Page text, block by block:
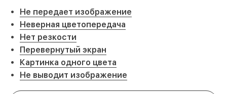
Не передает изображение
Неверная цветопередача
Нет резкости
Перевернутый экран
Картинка одного цвета
Не выводит изображение